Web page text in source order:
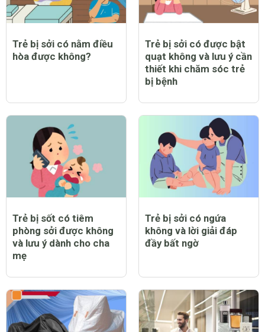
Trẻ bị sởi có nằm điều
hòa được không?
Trẻ bị sởi có được bật
quạt không và lưu ý cần
thiết khi chăm sóc trẻ
bị bệnh
Trẻ bị sốt có tiêm
phòng sởi được không
và lưu ý dành cho cha
mẹ
Trẻ bị sởi có ngứa
không và lời giải đáp
đầy bất ngờ